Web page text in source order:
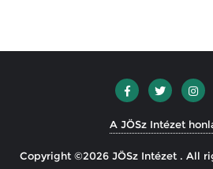
A JÖSz Intézet
Copyright ©2026 JÖSz Intézet . All